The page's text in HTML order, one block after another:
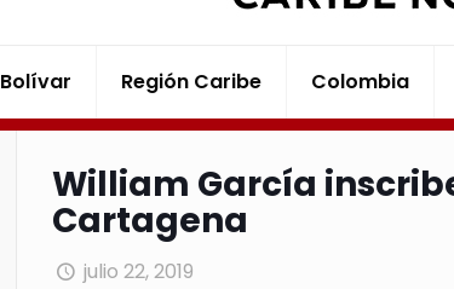
Bolívar Región Caribe Colombia
William García
Cartagena
julio 22, 2019